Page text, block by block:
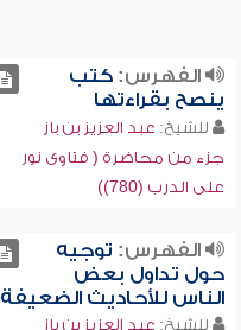
الفهرس:كتب
ينصح بقراءتها
للشيخ: عبد العزيز بن باز
جزء من محاضرة ( فتاوى نور
على الدرب (780))
الفهرس: توجيه
حول تداول بعض
الناس للأحاديث الضعيفة
للشيخ: عبد العزيز بن باز